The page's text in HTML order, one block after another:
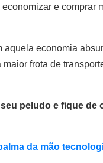
e comprar
economia
maior frota de
peludo e fique de
da mão